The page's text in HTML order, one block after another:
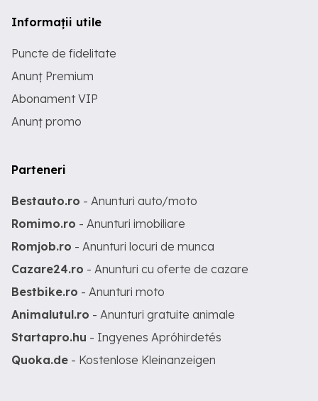
Informații utile
Puncte de fidelitate
Anunț Premium
Abonament VIP
Anunț promo
Parteneri
Bestauto.ro - Anunturi auto/moto
Romimo.ro - Anunturi imobiliare
Romjob.ro - Anunturi locuri de munca
Cazare24.ro - Anunturi cu oferte de cazare
Bestbike.ro - Anunturi moto
Animalutul.ro - Anunturi gratuite animale
Startapro.hu - Ingyenes Apróhirdetés
Quoka.de - Kostenlose Kleinanzeigen